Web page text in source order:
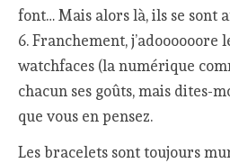
font… Mais alors là, ils se sont
6. Franchement, j’adoooooore
watchfaces (la numérique
chacun ses goûts, mais dites-
que vous en pensez.
Les bracelets sont toujours